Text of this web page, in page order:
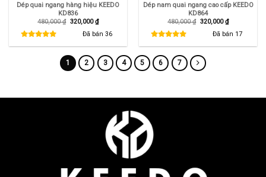
Dép quai ngang hàng hiệu KEEDO
KD836
480,000₫ Giá
480,000 ₫.
320,000₫Giá
hiện
tại
là:
320,000 ₫.
Đã bán 36
Dép nam quai ngang cao cấp KEEDO
KD864
480,000₫ Giá
480,000 ₫.
320,000₫Giá
hiện
tại
là:
320,000 ₫.
Đã bán 17
1 2 3 4 5 6 7